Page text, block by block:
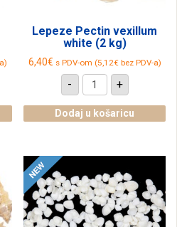
Lepeze Pectin vexillum
white (2 kg)
6,40€ s PDV-om (5,12€bez PDV-a)
-
Lepeze
Pectin
white
(2
+
Dodaj u košaricu